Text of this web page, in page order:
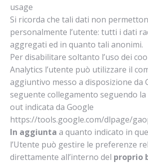
usage
Si ricorda che tali dati non
personalmente l’utente: tutti i dati
aggregati ed in quanto tali anonimi.
Per disabilitare soltanto l’uso dei
Analytics l’utente può utilizzare il
aggiuntivo messo a disposizione da
seguente collegamento seguendo
out indicata da Google
https://tools.google.com/dlpage/
In aggiunta a quanto indicato in
l’Utente può gestire le preferenze
direttamente all’interno del proprio